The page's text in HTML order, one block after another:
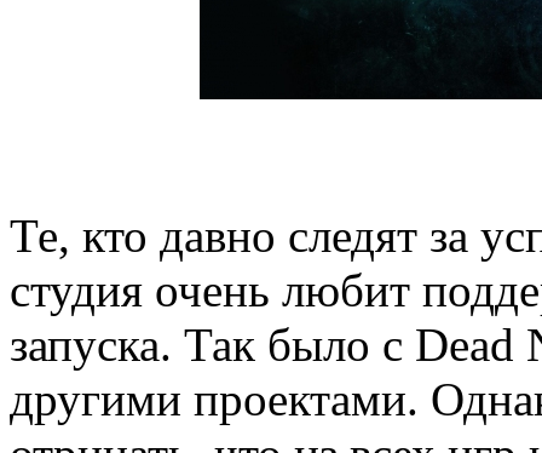
Те, кто давно следят за
студия очень любит
запуска. Так было с
другими проектами.